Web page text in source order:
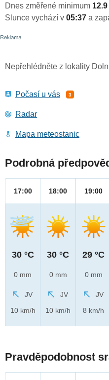
Dnes změřené minimum 12.9
Slunce vychází v 05:37 a
Nepřehlédněte z lokality
Počasí u vás 3
Radar
Mapa meteostanic
Podrobná
17:00
30 °C
0 mm
JV
10 km/h
18:00
30 °C
0 mm
JV
10 km/h
19:00
29 °C
0 mm
JV
8 km/h
Pravděpodobnost